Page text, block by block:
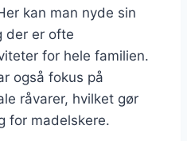
kan man nyde sin
der er ofte
for hele familien.
også fokus på
råvarer, hvilket gør
for madelskere.